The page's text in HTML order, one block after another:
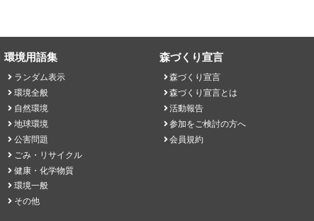
環境用語集
ランダム表示
環境全般
自然環境
地球環境
公害問題
ごみ・リサイクル
健康・化学物質
環境一般
その他
森づくり宣言
森づくり宣言
森づくり宣言とは
活動報告
参加をご検討の方へ
会員規約